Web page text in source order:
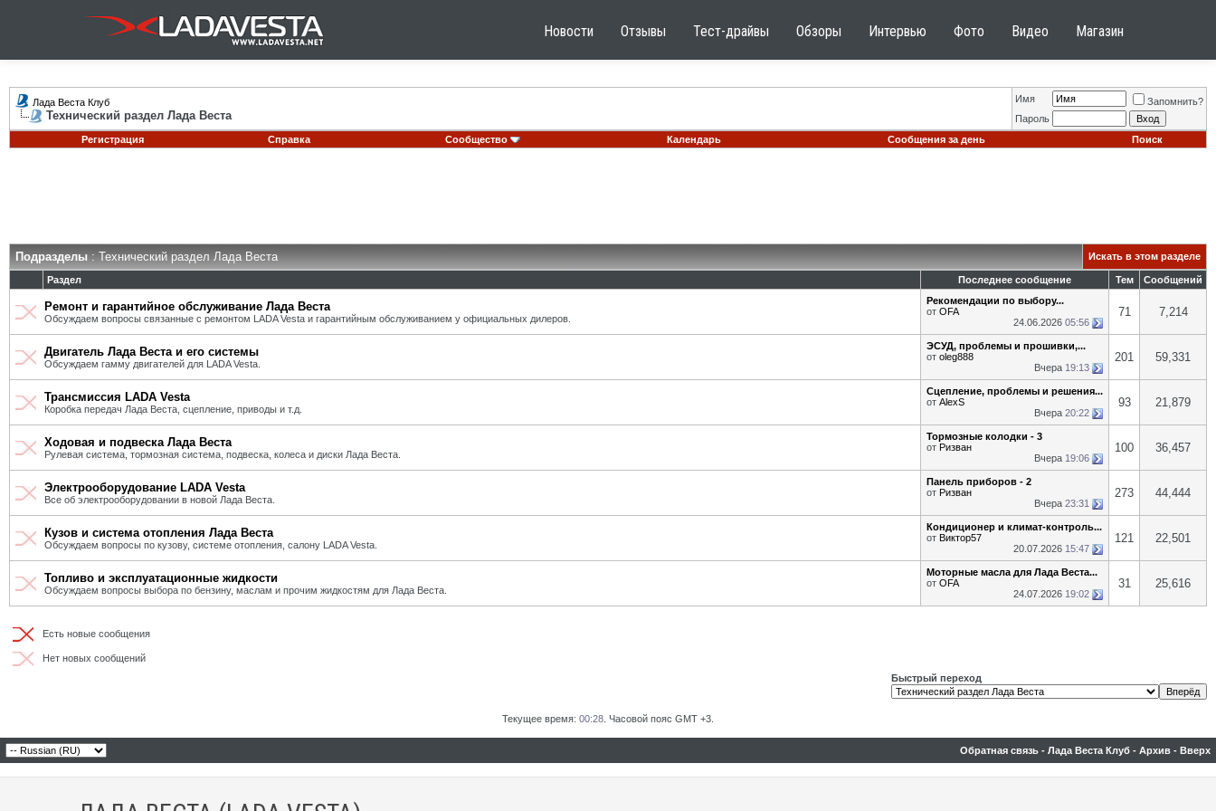
Новости Отзывы Тест-драйвы Обзоры Интервью Фото Видео Магазин
Лада Веста Клуб
Технический раздел Лада Веста
Имя
Запомнить?
Пароль
Регистрация
Справка Сообщество Календарь Сообщения за день Поиск
Подразделы: Технический раздел Лада Веста Искать в этом разделе
Раздел Последнее сообщение Тем Сообщений
Ремонт и гарантийное обслуживание Лада Веста
Обсуждаем вопросы связанные с ремонтом LADA Vesta и гарантийным обслуживанием у официальных дилеров.
Рекомендации по выбору...
от OFA
24.06.2026 05:56
71 7,214
Двигатель Лада Веста и его системы
Обсуждаем гамму двигателей для LADA Vesta.
ЭСУД, проблемы и прошивки,...
от oleg888
Вчера 19:13
201 59,331
Трансмиссия LADA Vesta
Коробка передач Лада Веста, сцепление, приводы и т.д.
Сцепление, проблемы и решения...
от AlexS
Вчера 20:22
93 21,879
Ходовая и подвеска Лада Веста
Рулевая система, тормозная система, подвеска, колеса и диски Лада Веста.
Тормозные колодки - 3
от Ризван
Вчера 19:06
100 36,457
Электрооборудование LADA Vesta
Все об электрооборудовании в новой Лада Веста.
Панель приборов - 2
от Ризван
Вчера 23:31
273 44,444
Кузов и система отопления Лада Веста
Обсуждаем вопросы по кузову, системе отопления, салону LADA Vesta.
Кондиционер и климат-контроль...
от Виктор57
20.07.2026 15:47
121 22,501
Топливо и эксплуатационные жидкости
Обсуждаем вопросы выбора по бензину, маслам и прочим жидкостям для Лада Веста.
Моторные масла для Лада Веста...
от OFA
24.07.2026 19:02
31 25,616
Есть новые сообщения
Нет новых сообщений
Быстрый переход
Текущее время: 00:28 . Часовой пояс GMT +3.
Обратная связь - Лада Веста Клуб - Архив - Вверх